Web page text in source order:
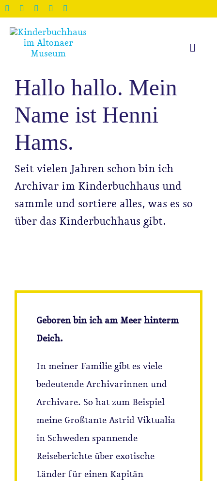
Zum
springen
Toggle
Hallo hallo. Mein
Name ist Henni
Hams.
Seit vielen Jahren schon bin ich
Archivar im Kinderbuchhaus und
sammle und sortiere alles, was es so
über das Kinderbuchhaus gibt.
Geboren bin ich am Meer hinterm
Deich.
In meiner Familie gibt es viele
bedeutende Archivarinnen und
Archivare. So hat zum Beispiel
meine Großtante Astrid Viktualia
in Schweden spannende
Reiseberichte über exotische
Länder für einen Kapitän